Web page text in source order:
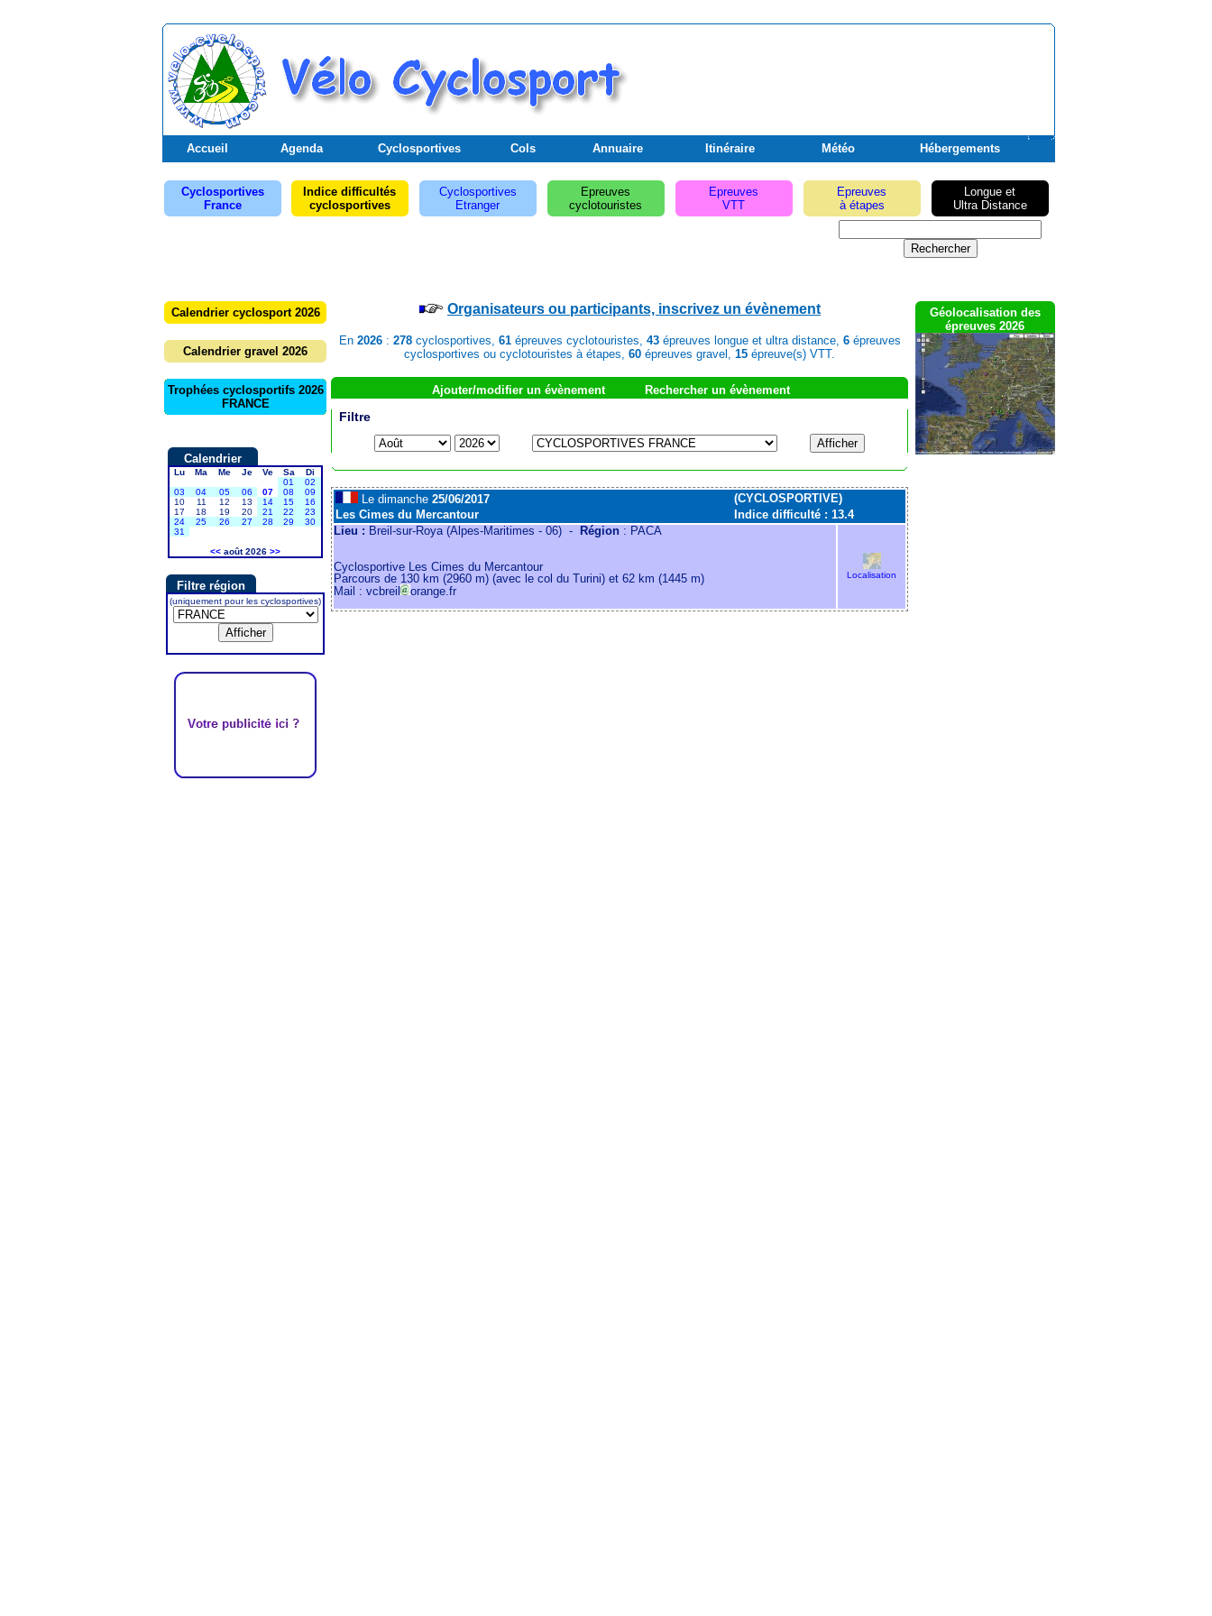
Accueil Agenda Cyclosportives Cols Annuaire Itinéraire Météo Hébergements
Cyclosportives
France
Indice difficultés
cyclosportives
Cyclosportives
Etranger
Epreuves
cyclotouristes
Epreuves
VTT
Epreuves
à étapes
Longue et
Ultra Distance
Calendrier cyclosport 2026
Calendrier gravel 2026
Trophées cyclosportifs 2026
FRANCE
Calendrier
Lu Ma Me Je Ve Sa
Di
01
02
03
04 05 06 07 08
09
10
11 12 13 14 15
16
17
18 19 20 21 22
23
24
25 26 27 28 29
30
31
<< août 2026 >>
Filtre région
(uniquement pour les cyclosportives)
Organisateurs ou participants, inscrivez un évènement
En 2026: 278cyclosportives, 61épreuves cyclotouristes, 43épreuves longue et ultra distance, 6épreuves
cyclosportives ou cyclotouristes à étapes, 60 épreuves gravel, 15 épreuve(s) VTT.
Ajouter/modifier un évènement Rechercher un évènement
Filtre
Le dimanche 25/06/2017
(CYCLOSPORTIVE)
Les Cimes du Mercantour
Indice difficulté : 13.4
Lieu : Breil-sur-Roya (Alpes-Maritimes - 06) - Région : PACA
Cyclosportive Les Cimes du Mercantour
Parcours de 130 km (2960 m) (avec le col du Turini) et 62 km (1445 m)
Mail : vcbreil
orange.fr
Localisation
Géolocalisation des
épreuves 2026